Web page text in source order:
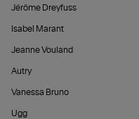
Jérôme Dreyfuss
Isabel Marant
Jeanne Vouland
Autry
Vanessa Bruno
Ugg